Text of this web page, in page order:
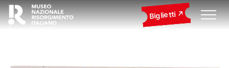
Biglietti